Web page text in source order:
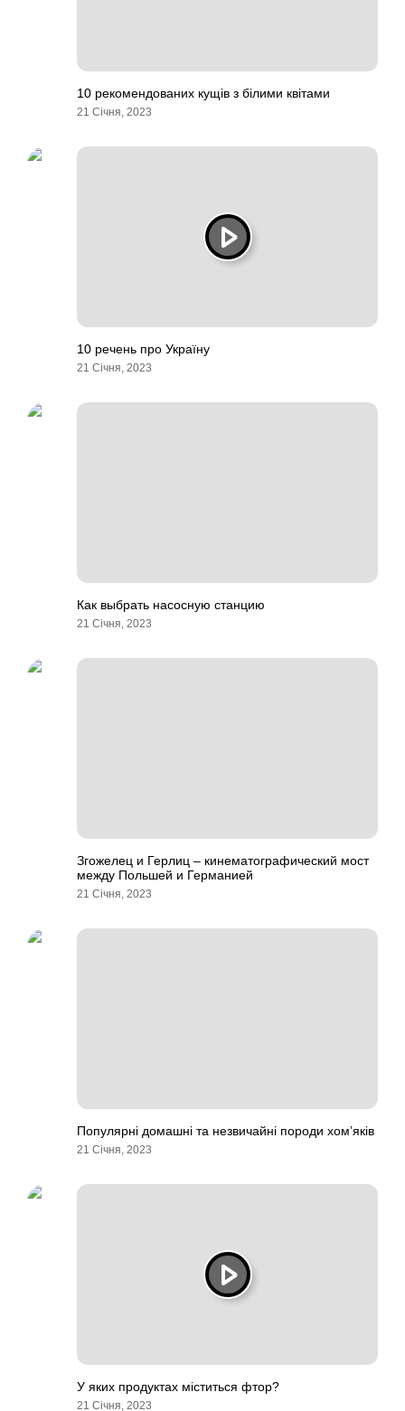
10 рекомендованих кущів з білими квітами
21 Січня, 2023
10 речень про Україну
21 Січня, 2023
Как выбрать насосную станцию
21 Січня, 2023
Згожелец и Герлиц – кинематографический мост
между Польшей и Германией
21 Січня, 2023
Популярні домашні та незвичайні породи хом’яків
21 Січня, 2023
У яких продуктах міститься фтор?
21 Січня, 2023